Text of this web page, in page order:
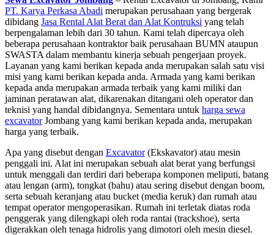
PT. Karya Perkasa Abadi merupakan perusahaan yang bergerak
dibidang Jasa Rental Alat Berat dan Alat Kontruksi yang telah
berpengalaman lebih dari 30 tahun. Kami telah dipercaya oleh
beberapa perusahaan kontraktor baik perusahaan BUMN ataupun
SWASTA dalam membantu kinerja sebuah pengerjaan proyek.
Layanan yang kami berikan kepada anda merupakan salah satu visi
misi yang kami berikan kepada anda. Armada yang kami berikan
kepada anda merupakan armada terbaik yang kami miliki dan
jaminan peratawan alat, dikarenakan ditangani oleh operator dan
teknisi yang handal dibidangnya. Sementara untuk harga sewa
excavatorJombang yang kami berikan kepada anda, merupakan
harga yang terbaik.
Apa yang disebut dengan Excavator(Ekskavator) atau mesin
penggali ini. Alat ini merupakan sebuah alat berat yang berfungsi
untuk menggali dan terdiri dari beberapa komponen meliputi, batang
atau lengan (arm), tongkat (bahu) atau sering disebut dengan boom,
serta sebuah keranjang atau bucket (media keruk) dan rumah atau
tempat operator mengoperasikan. Rumah ini terletak diatas roda
penggerak yang dilengkapi oleh roda rantai (trackshoe), serta
digerakkan oleh tenaga hidrolis yang dimotori oleh mesin diesel.